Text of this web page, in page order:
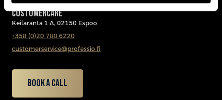
CUSTOMERCARE
Keilaranta 1 A, 02150 Espoo
+358 (0)20 780 6220
customerservice@professio.fi
Book a call